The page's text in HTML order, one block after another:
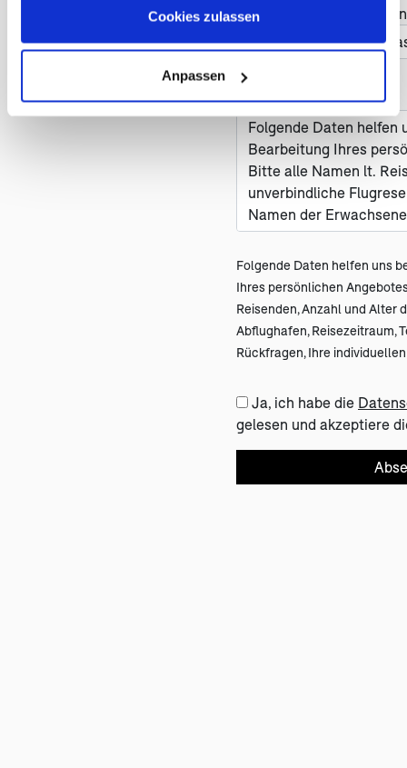
Cookies zulassen
Anpassen
Haben Sie
Nachricht *
Folgende Daten helfen uns
Ihres persönlichen
Reisenden, Anzahl und Alter
Abflughafen, Reisezeitraum,
Rückfragen, Ihre
Ja, ich habe die
gelesen und akzeptiere